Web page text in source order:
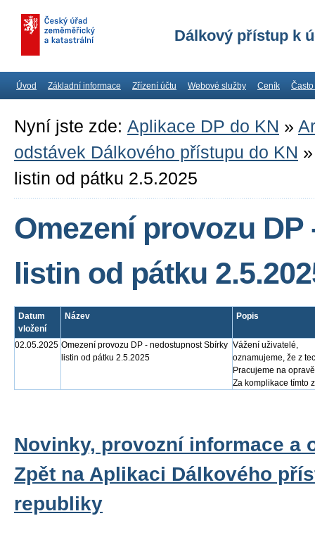
Dálkový přístup k
Úvod Základní informace Zřízení účtu Webové služby Ceník
Nyní jste zde: Aplikace DP do KN »
odstávek Dálkového přístupu do KN
listin od pátku 2.5.2025
Omezení provozu
listin od pátku
Datum
vložení
Název Popis
02.05.2025 Omezení provozu DP - nedostupnost Sbírky
listin od pátku 2.5.2025
Vážení uživatelé,
oznamujeme, že z
Pracujeme na
Za komplikace tímto
Novinky, provozní informace a
Zpět na Aplikaci Dálkového
republiky